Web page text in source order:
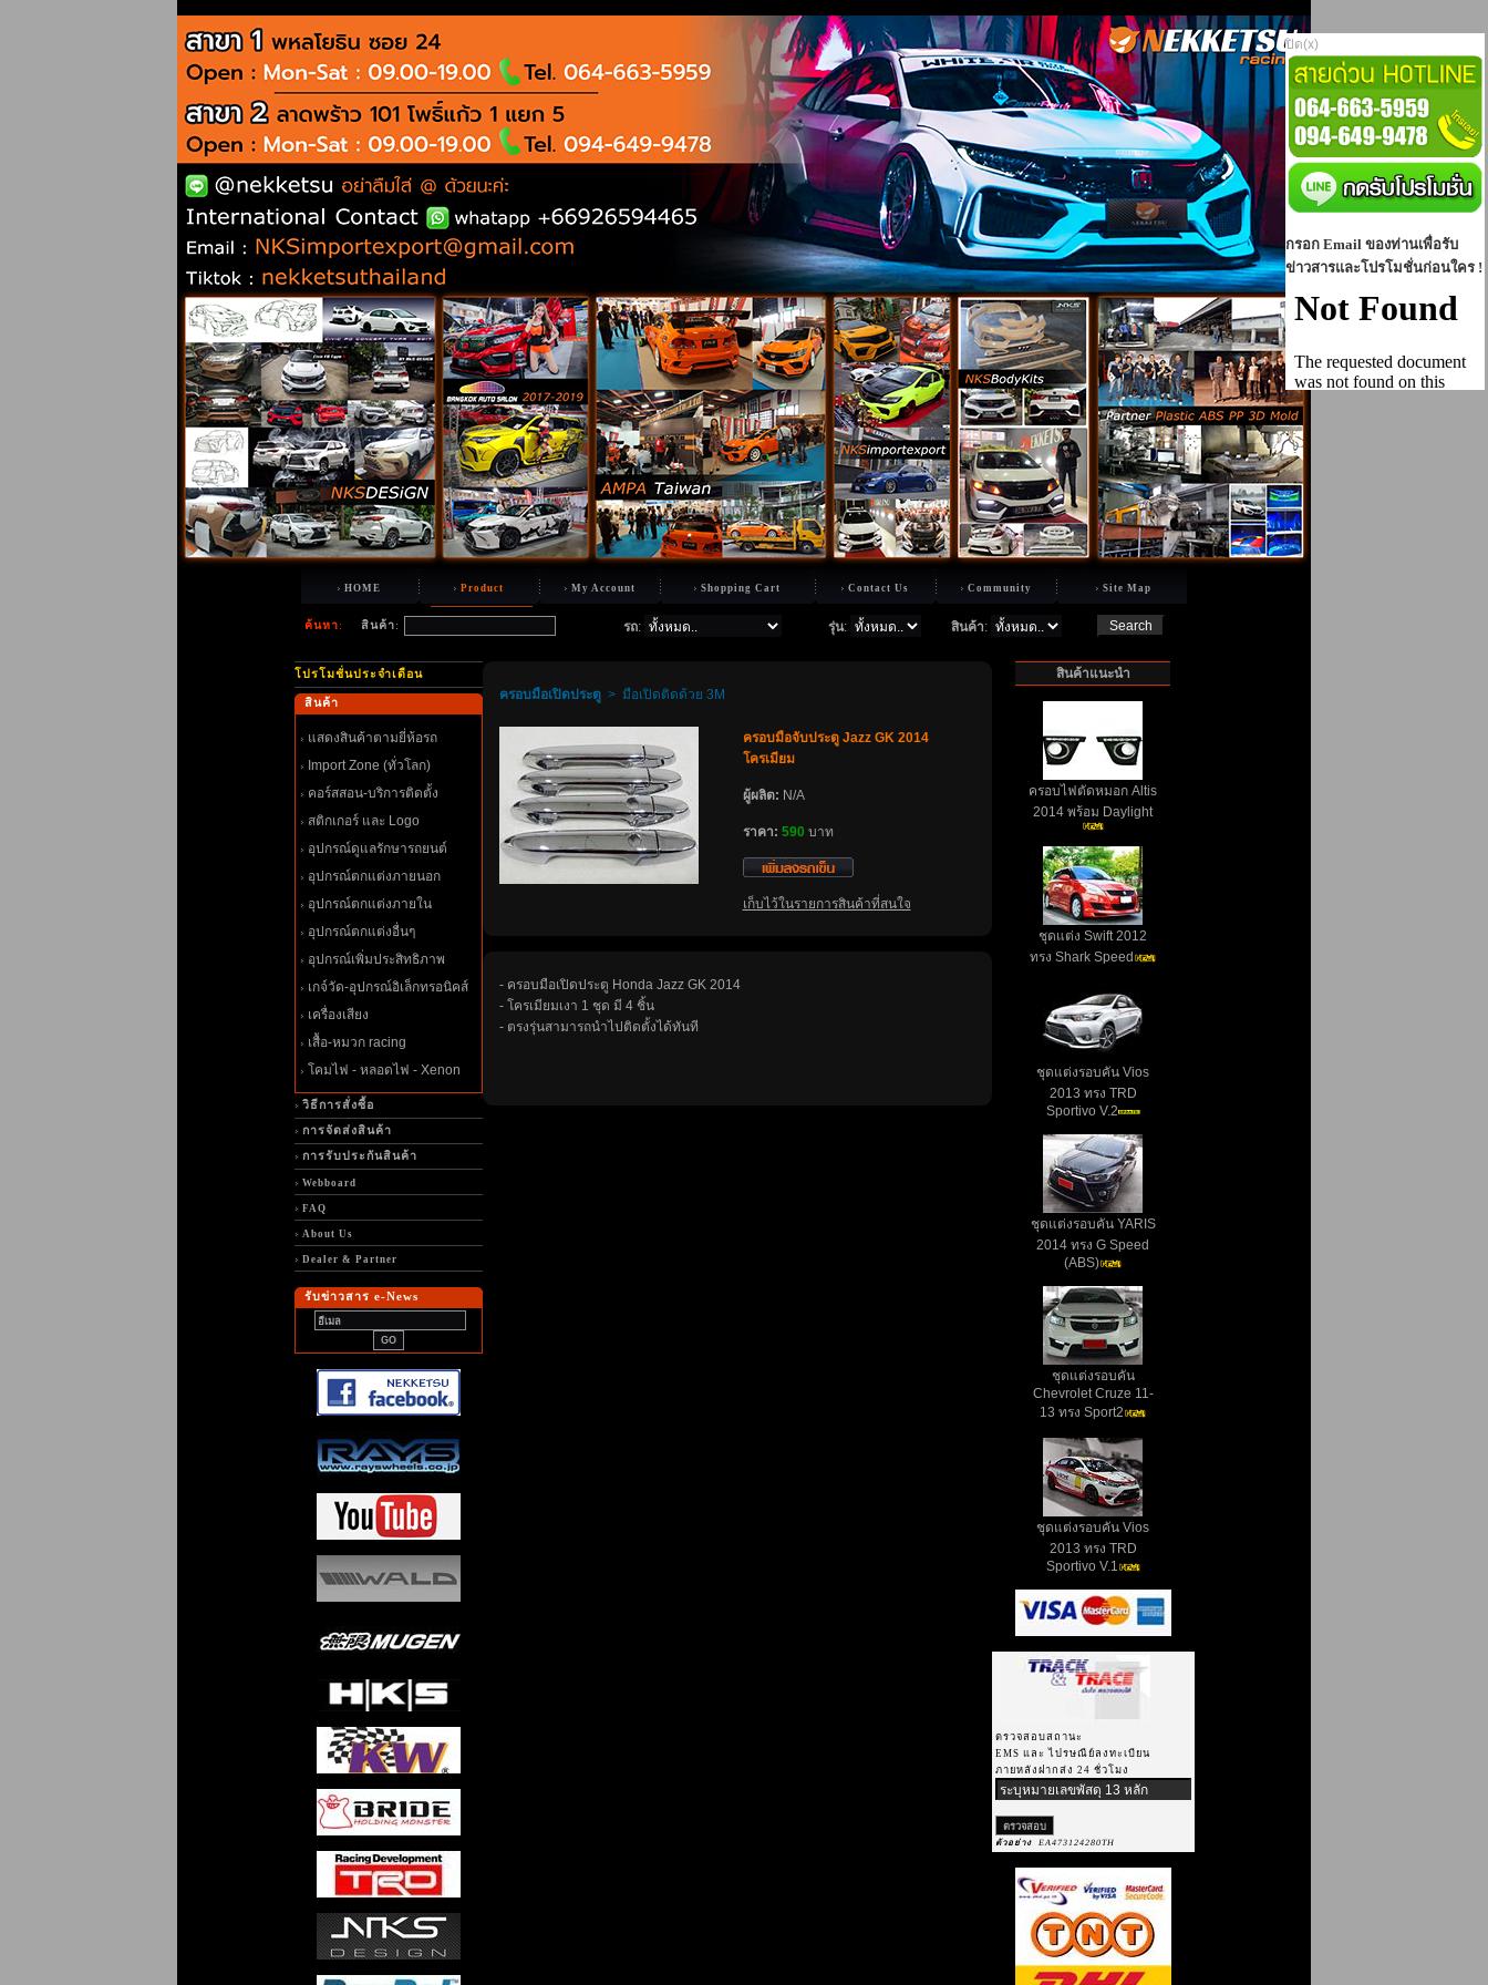
ปิด(x)
กรอก Email ของท่านเพื่อรับ
ข่าวสารและโปรโมชั่นก่อนใคร !
HOME Product My Account Shopping Cart Contact Us Community Site Map
ค้นหา: สินค้า: รถ: รุ่น: สินค้า:
ปรโมชั่นประจำเดือน
สินค้า
สดงสินค้าตามยี่ห้อรถ
Import Zone (ทั่วโลก)
คอร์สสอน-บริการติดตั้ง
สติกเกอร์ และ Logo
อุปกรณ์ดูแลรักษารถยนต์
อุปกรณ์ตกแต่งภายนอก
อุปกรณ์ตกแต่งภายใน
อุปกรณ์ตกแต่งอื่นๆ
อุปกรณ์เพิ่มประสิทธิภาพ
เกจ์วัด-อุปกรณ์อิเล็กทรอนิคส์
เครื่องเสียง
เสื้อ-หมวก racing
คมไฟ - หลอดไฟ - Xenon
วิธีการสั่งซื้อ
การจัดส่งสินค้า
การรับประกันสินค้า
Webboard
FAQ
About Us
Dealer & Partner
รับข่าวสาร e-News
ครอบมือเปิดประตู> มือเปิดติดด้วย 3M
ครอบมือจับประตู Jazz GK 2014
ครเมียม
ผู้ผลิต: N/A
ราคา: 590 บาท
เก็บไว้ในรายการสินค้าที่สนใจ
- ครอบมือเปิดประตู Honda Jazz GK 2014
- โครเมียมเงา 1 ชุด มี 4 ชิ้น
- ตรงรุ่นสามารถนำไปติดตั้งได้ทันที
สินค้าแนะนำ
ครอบไฟตัดหมอก Altis
2014 พร้อม Daylight
ชุดแต่ง Swift 2012
ทรง Shark Speed
ชุดแต่งรอบคัน Vios
2013 ทรง TRD
Sportivo V.2
ชุดแต่งรอบคัน YARIS
2014 ทรง G Speed
(ABS)
ชุดแต่งรอบคัน
Chevrolet Cruze 11-
13 ทรง Sport2
ชุดแต่งรอบคัน Vios
2013 ทรง TRD
Sportivo V.1
ตรวจสอบสถานะ
EMS และ ไปรษณีย์ลงทะเบียน
ภายหลังฝากส่ง 24 ชั่วโมง
ตัวอย่างEA473124280TH